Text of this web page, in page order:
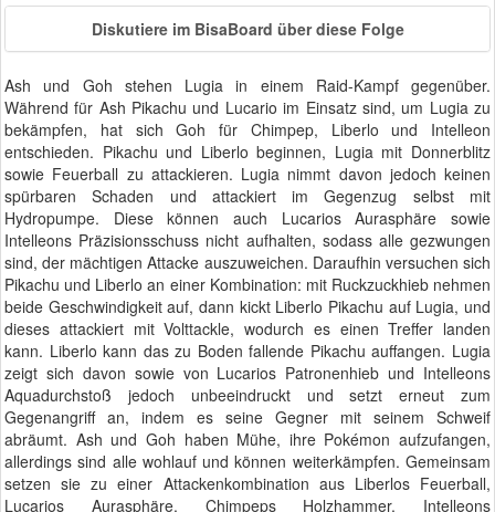
Diskutiere im BisaBoard über diese Folge
Ash und Goh stehen Lugia in einem Raid-Kampf gegenüber.
Während für Ash Pikachu und Lucario im Einsatz sind, um Lugia zu
bekämpfen, hat sich Goh für Chimpep, Liberlo und Intelleon
entschieden. Pikachu und Liberlo beginnen, Lugia mit Donnerblitz
sowie Feuerball zu attackieren. Lugia nimmt davon jedoch keinen
spürbaren Schaden und attackiert im Gegenzug selbst mit
Hydropumpe. Diese können auch Lucarios Aurasphäre sowie
Intelleons Präzisionsschuss nicht aufhalten, sodass alle gezwungen
sind, der mächtigen Attacke auszuweichen. Daraufhin versuchen sich
Pikachu und Liberlo an einer Kombination: mit Ruckzuckhieb nehmen
beide Geschwindigkeit auf, dann kickt Liberlo Pikachu auf Lugia, und
dieses attackiert mit Volttackle, wodurch es einen Treffer landen
kann. Liberlo kann das zu Boden fallende Pikachu auffangen. Lugia
zeigt sich davon sowie von Lucarios Patronenhieb und Intelleons
Aquadurchstoß jedoch unbeeindruckt und setzt erneut zum
Gegenangriff an, indem es seine Gegner mit seinem Schweif
abräumt. Ash und Goh haben Mühe, ihre Pokémon aufzufangen,
allerdings sind alle wohlauf und können weiterkämpfen. Gemeinsam
setzen sie zu einer Attackenkombination aus Liberlos Feuerball,
Lucarios Aurasphäre, Chimpeps Holzhammer, Intelleons